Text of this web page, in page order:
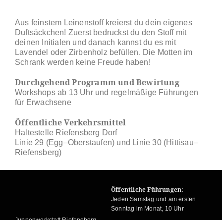
Aus feinstem Leinenstoff kreierst du dein eigenes
Duftsäckchen! Zuerst bedruckst du den Stoff mit
deinen Initialen und danach kannst du es mit
Lavendel oder Zirbenholz befüllen. Die Motten im
Schrank werden keine Freude haben!
Durchgehend Programm und Bewirtung
Workshops ab 13 Uhr und regelmäßige Führungen
für Erwachsene
Öffentliche Verkehrsmittel
Haltestelle Riefensberg Dorf
Linie 29 (Egg–Oberstaufen) und Linie 30 (Hittisau–
Riefensberg)
Öffentliche Führungen:
Jeden Samstag und am ersten
Sonntag im Monat, 10 Uhr